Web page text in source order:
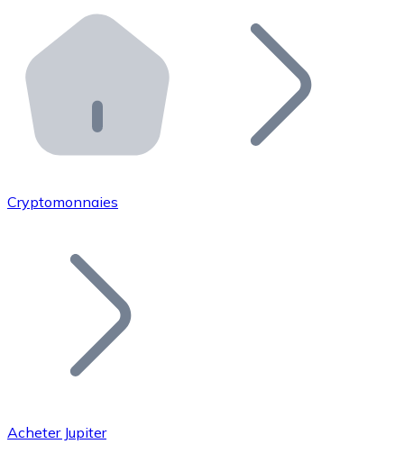
Distributeurs automatiques Bitnovo
Intégrez un ATM Bitnovo dans votre entreprise et
API Bitnovo
Intégrez notre API dans votre écosystème.
Rejoignez notre réseau de distributeurs et
Ajoutez le token de votre projet à notre service
Cryptomonnaies
Acheter Jupiter